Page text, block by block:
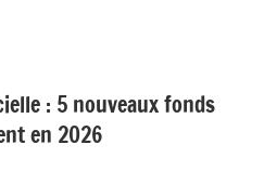
: 5 nouveaux fonds
en 2026